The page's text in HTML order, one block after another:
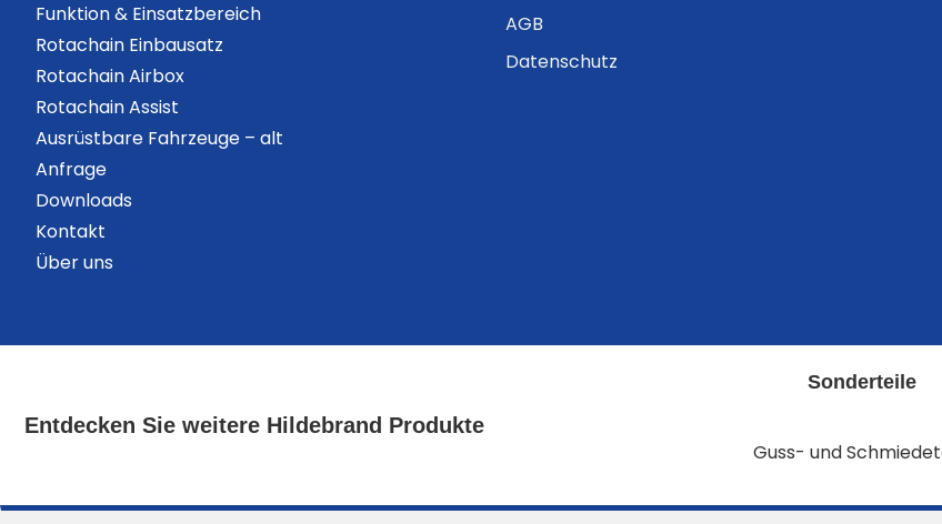
Funktion & Einsatzbereich
Rotachain Einbausatz
Rotachain Airbox
Rotachain Assist
Ausrüstbare Fahrzeuge – alt
Anfrage
Downloads
Kontakt
Über uns
AGB
Datenschutz
Entdecken Sie weitere Hildebrand Produkte
Sonderteile
Guss- und